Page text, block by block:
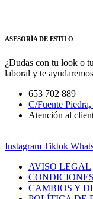
ASESORÍA DE ESTILO
¿Dudas con tu look o
laboral y te
653 702 889
C/Fuente
Atención al
Instagram Tiktok
AVISO LEGAL
CAMBIOS Y